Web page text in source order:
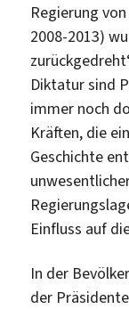
Regierung
2008-2013)
Diktatur sind
immer noch
Kräften, die
Geschichte
Einfluss auf
In der
der